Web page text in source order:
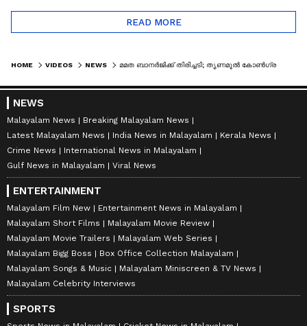
READ MORE
HOME VIDEOS NEWS മമത ബാനർജിക്ക് തിരിച്ചടി; തൃണമൂൽ കോൺഗ്രസ് പിളർപ്പിലേക്കോ? | TMC | MAMATA BANERJEE
NEWS
Malayalam News
Breaking Malayalam News
Latest Malayalam News
India News in Malayalam
Kerala News
Crime News
International News in Malayalam
Gulf News in Malayalam
Viral News
ENTERTAINMENT
Malayalam Film New
Entertainment News in Malayalam
Malayalam Short Films
Malayalam Movie Review
Malayalam Movie Trailers
Malayalam Web Series
Malayalam Bigg Boss
Box Office Collection Malayalam
Malayalam Songs & Music
Malayalam Miniscreen & TV News
Malayalam Celebrity Interviews
SPORTS